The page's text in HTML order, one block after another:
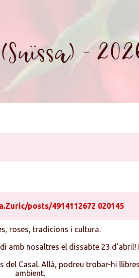
-
posts/4914112672 020145
roses, tradicions i cultura.
amb nosaltres el dissabte 23 d'abril!
del Casal. Allà, podreu trobar-hi
ambient.